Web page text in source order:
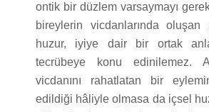
ontik bir düzlem varsaymayı
bireylerin vicdanlarında
huzur, iyiye dair bir ortak
tecrübeye konu edinilemez.
vicdanını rahatlatan bir
edildiği hâliyle olmasa da içsel